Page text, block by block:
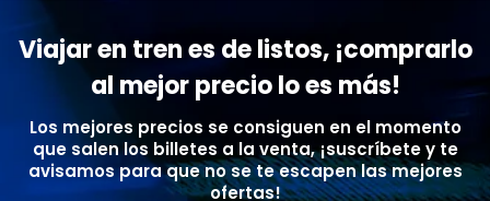
Viajar en tren es de listos, ¡comprarlo
al mejor precio lo es más!
Los mejores precios se consiguen en el momento
que salen los billetes a la venta, ¡suscríbete y te
avisamos para que no se te escapen las mejores
ofertas!